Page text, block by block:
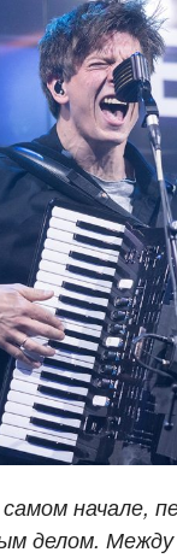
начале,
делом.